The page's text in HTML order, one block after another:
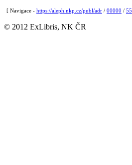
[ Navigace - https://aleph.nkp.cz/publ/adr / 00000 / 55
© 2012 ExLibris, NK ČR